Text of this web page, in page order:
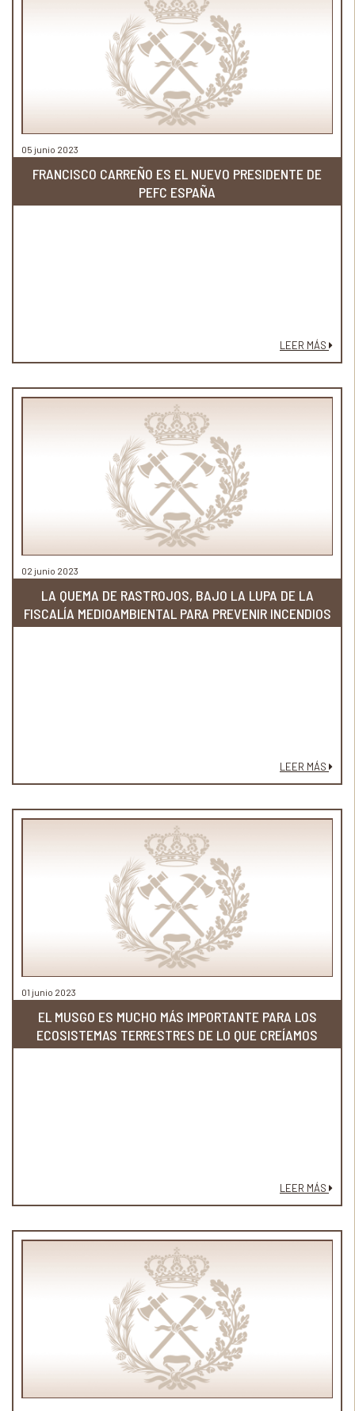
05 junio 2023
FRANCISCO CARREÑO ES EL NUEVO PRESIDENTE DE
PEFC ESPAÑA
LEER MÁS
02 junio 2023
LA QUEMA DE RASTROJOS, BAJO LA LUPA DE LA
FISCALÍA MEDIOAMBIENTAL PARA PREVENIR INCENDIOS
LEER MÁS
01 junio 2023
EL MUSGO ES MUCHO MÁS IMPORTANTE PARA LOS
ECOSISTEMAS TERRESTRES DE LO QUE CREÍAMOS
LEER MÁS